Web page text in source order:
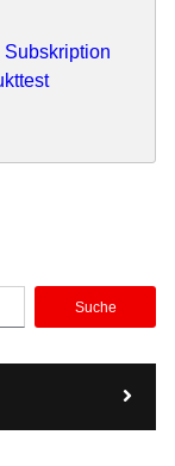
Subskription
Suche